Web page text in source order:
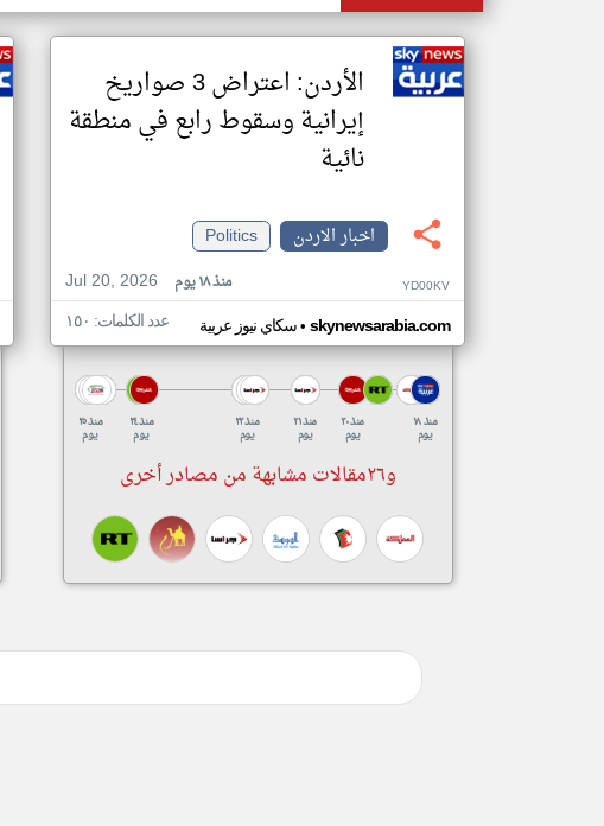
الأردن: اعتراض 3 صواريخ
إيرانية وسقوط رابع في منطقة
نائية
اخبار الاردن
Politics
Jul 20, 2026
منذ ١٨ يوم YD00KV
سكاي نيوز عربية• skynewsarabia.com عدد الكلمات: ١٥٠
منذ ٢٥
يوم
منذ ٢٤
يوم
منذ ٢٢
يوم
منذ ٢١
يوم
منذ ٢٠
يوم
منذ ١٨
يوم
و٢٦مقالات مشابهة من مصادر أخرى